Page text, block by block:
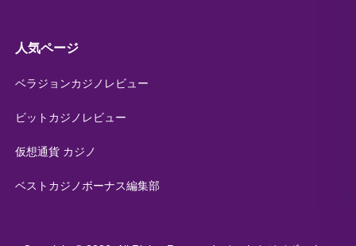
人気ページ
ベラジョンカジノレビュー
ビットカジノレビュー
仮想通貨 カジノ
ベストカジノボーナス編集部